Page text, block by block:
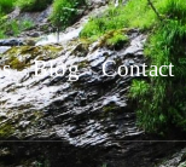
Blog Contact